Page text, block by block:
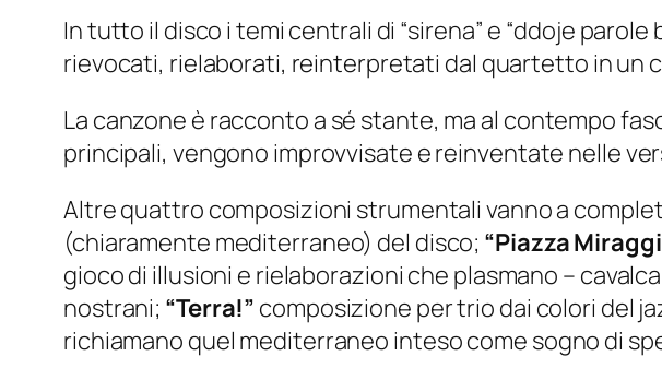
In tutto il disco i temi centrali di “sirena” e “ddoje parole
rievocati, rielaborati, reinterpretati dal quartetto in un
La canzone è racconto a sé stante, ma al contempo
principali, vengono improvvisate e reinventate nelle
Altre quattro composizioni strumentali vanno a
(chiaramente mediterraneo) del disco; “Piazza
gioco di illusioni e rielaborazioni che plasmano –
nostrani; “Terra!” composizione per trio dai colori del
richiamano quel mediterraneo inteso come sogno di